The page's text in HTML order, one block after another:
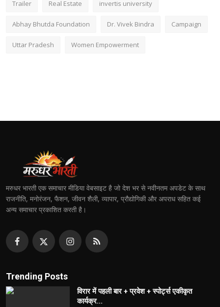
Trailer Real Estate invertis university
Abhay Bhutda Foundation Dr. Vivek Bindra Campaign
Uttar Pradesh Women Empowerment
मरुधर भारती एक समाचार मीडिया वेबसाइट है जो देश भर से नवीनतम अपडेट के साथ
राजनीति, मनोरंजन, फैशन, जीवन शैली, व्यापार, प्रौद्योगिकी और अपराध सहित कई
अन्य समाचार प्रकाशित करती है।
Trending Posts
विरार में पहली बार + प्रवेश + स्पोर्ट्स एकीकृत
कार्यक्र...